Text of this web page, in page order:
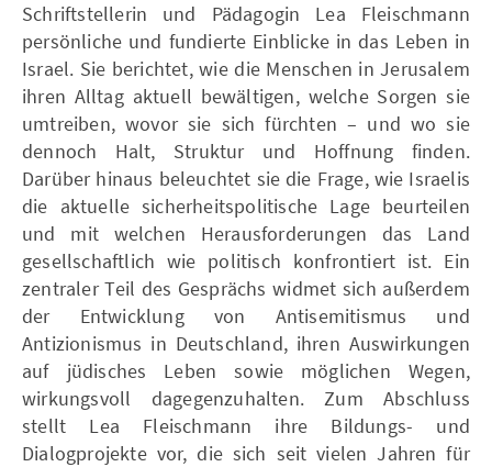
Schriftstellerin und Pädagogin Lea Fleischmann
persönliche und fundierte Einblicke in das Leben in
Israel. Sie berichtet, wie die Menschen in Jerusalem
ihren Alltag aktuell bewältigen, welche Sorgen sie
umtreiben, wovor sie sich fürchten – und wo sie
dennoch Halt, Struktur und Hoffnung finden.
Darüber hinaus beleuchtet sie die Frage, wie Israelis
die aktuelle sicherheitspolitische Lage beurteilen
und mit welchen Herausforderungen das Land
gesellschaftlich wie politisch konfrontiert ist. Ein
zentraler Teil des Gesprächs widmet sich außerdem
der Entwicklung von Antisemitismus und
Antizionismus in Deutschland, ihren Auswirkungen
auf jüdisches Leben sowie möglichen Wegen,
wirkungsvoll dagegenzuhalten. Zum Abschluss
stellt Lea Fleischmann ihre Bildungs- und
Dialogprojekte vor, die sich seit vielen Jahren für